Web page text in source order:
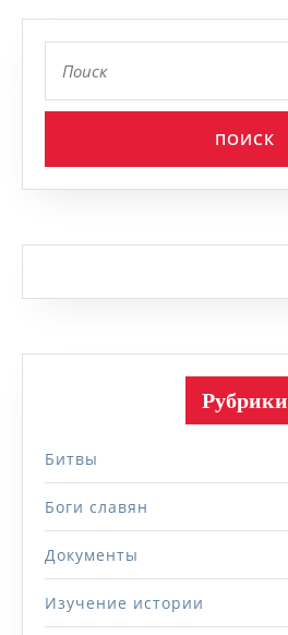
Рубрики
Битвы
Боги славян
Документы
Изучение истории